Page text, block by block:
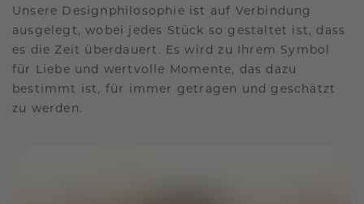
Unsere Designphilosophie ist auf Verbindung
ausgelegt, wobei jedes Stück so gestaltet ist, dass
es die Zeit überdauert. Es wird zu Ihrem Symbol
für Liebe und wertvolle Momente, das dazu
bestimmt ist, für immer getragen und geschätzt
zu werden.